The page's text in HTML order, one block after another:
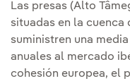
Las presas (Alto
situadas en la cuenca
suministren una
anuales al mercado
cohesión europea, el